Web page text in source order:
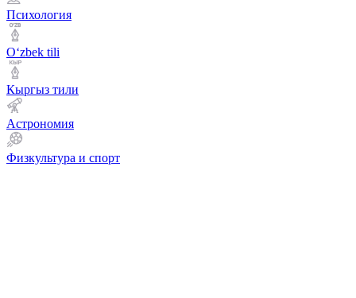
Психология
Оʻzbek tili
Кыргыз тили
Астрономия
Физкультура и спорт